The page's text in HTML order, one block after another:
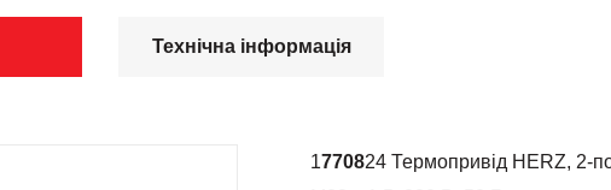
Технічна інформація
1770824 Термопривід HERZ, 2-